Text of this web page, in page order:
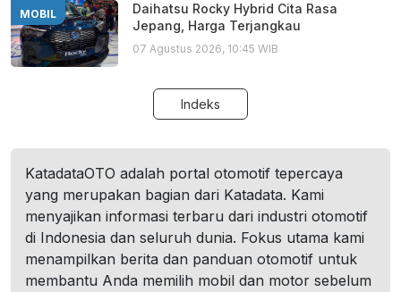
MOBIL
Daihatsu Rocky Hybrid Cita Rasa
Jepang, Harga Terjangkau
07 Agustus 2026, 10:45 WIB
Indeks
KatadataOTO adalah portal otomotif tepercaya
yang merupakan bagian dari Katadata. Kami
menyajikan informasi terbaru dari industri otomotif
di Indonesia dan seluruh dunia. Fokus utama kami
menampilkan berita dan panduan otomotif untuk
membantu Anda memilih mobil dan motor sebelum